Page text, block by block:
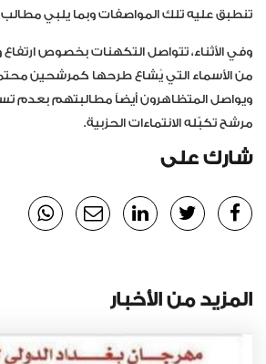
تنطبق عليه تلك المواصفات وبما يلبي مطالب
وفي الأثناء، تتواصل التكهنات بخصوص
من الأسماء التي يُشاع طرحها كمرشحين
ويواصل المتظاهرون أيضاً مطالبتهم بعدم
مرشح تكبّله الانتماءات الحزبية.
شارك على
المزيد من الأخبار